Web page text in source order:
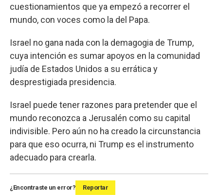
cuestionamientos que ya empezó a recorrer el
mundo, con voces como la del Papa.
Israel no gana nada con la demagogia de Trump,
cuya intención es sumar apoyos en la comunidad
judía de Estados Unidos a su errática y
desprestigiada presidencia.
Israel puede tener razones para pretender que el
mundo reconozca a Jerusalén como su capital
indivisible. Pero aún no ha creado la circunstancia
para que eso ocurra, ni Trump es el instrumento
adecuado para crearla.
¿Encontraste un error? Reportar